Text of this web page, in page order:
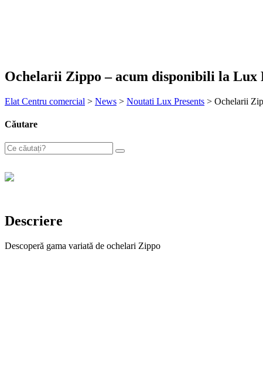
Ochelarii Zippo – acum disponibili la Lux
Elat Centru comercial > News > Noutati Lux Presents > Ochelarii
Căutare
Descriere
Descoperă gama variată de ochelari Zippo